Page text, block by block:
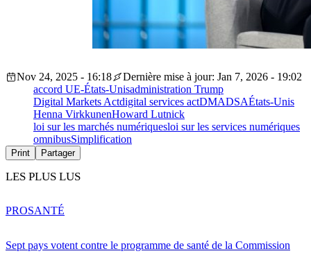
Nov 24, 2025 - 16:18
Dernière mise à jour: Jan 7, 2026 - 19:02
accord UE-États-Unisadministration Trump
Digital Markets Actdigital services actDMADSAÉtats-Unis
Henna VirkkunenHoward Lutnick
loi sur les marchés numériquesloi sur les services numériques
omnibusSimplification
Print Partager
LES PLUS LUS
Sept pays votent contre le programme de santé de la Commission
PROSANTÉ